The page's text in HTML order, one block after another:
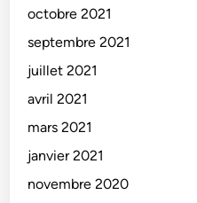
octobre 2021
septembre 2021
juillet 2021
avril 2021
mars 2021
janvier 2021
novembre 2020